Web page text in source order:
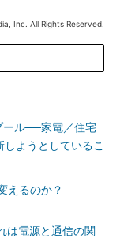
Inc. All Rights Reserved.
ール──家電／住宅
ようとしているこ
えるのか？
は電源と通信の関